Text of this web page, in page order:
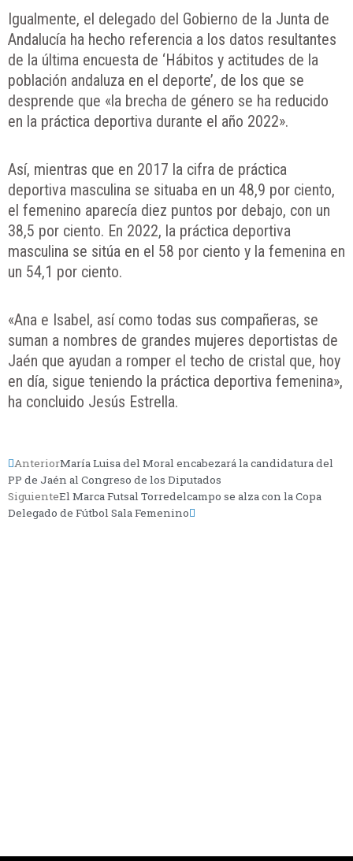
Igualmente, el delegado del Gobierno de la Junta de
Andalucía ha hecho referencia a los datos resultantes
de la última encuesta de ‘Hábitos y actitudes de la
población andaluza en el deporte’, de los que se
desprende que «la brecha de género se ha reducido
en la práctica deportiva durante el año 2022».
Así, mientras que en 2017 la cifra de práctica
deportiva masculina se situaba en un 48,9 por ciento,
el femenino aparecía diez puntos por debajo, con un
38,5 por ciento. En 2022, la práctica deportiva
masculina se sitúa en el 58 por ciento y la femenina en
un 54,1 por ciento.
«Ana e Isabel, así como todas sus compañeras, se
suman a nombres de grandes mujeres deportistas de
Jaén que ayudan a romper el techo de cristal que, hoy
en día, sigue teniendo la práctica deportiva femenina»,
ha concluido Jesús Estrella.
AnteriorMaría Luisa del Moral encabezará la candidatura del
PP de Jaén al Congreso de los Diputados
SiguienteEl Marca Futsal Torredelcampo se alza con la Copa
Delegado de Fútbol Sala Femenino